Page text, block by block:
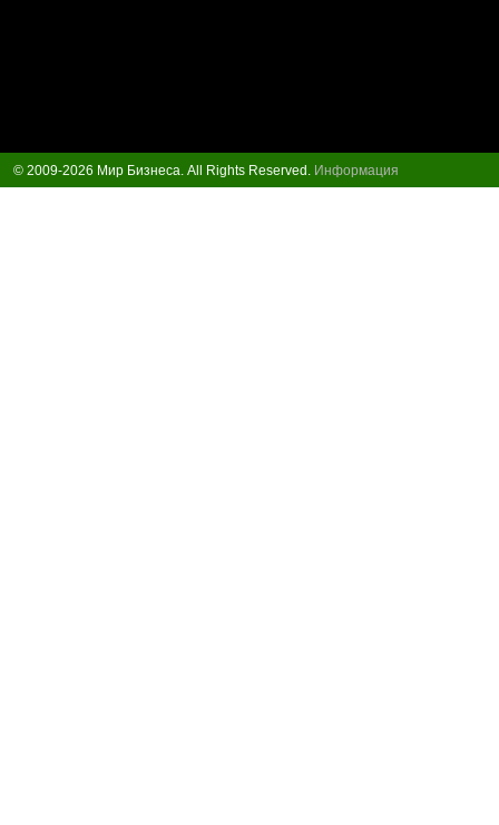
© 2009-2026 Мир Бизнеса. All Rights Reserved. Информация